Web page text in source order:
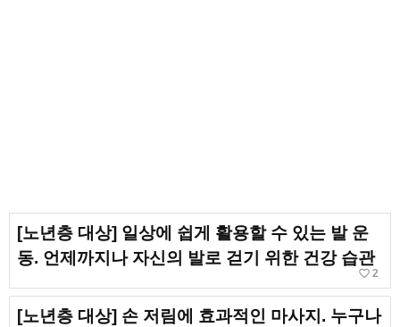
[노년층 대상] 일상에 쉽게 활용할 수 있는 발 운
동. 언제까지나 자신의 발로 걷기 위한 건강 습관
favorite_border 2
[노년층 대상] 손 저림에 효과적인 마사지. 누구나